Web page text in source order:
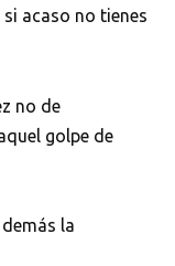
acaso no tienes
no de
golpe de
la